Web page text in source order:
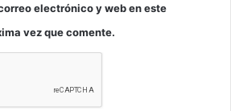
electrónico y web en este
vez que comente.